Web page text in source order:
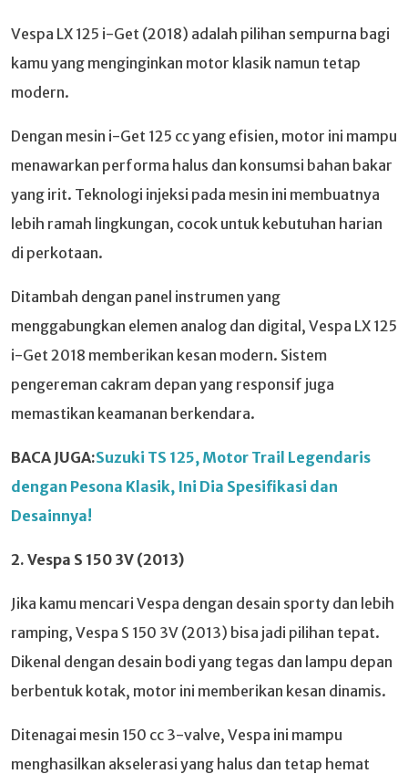
Vespa LX 125 i-Get (2018) adalah pilihan sempurna bagi
kamu yang menginginkan motor klasik namun tetap
modern.
Dengan mesin i-Get 125 cc yang efisien, motor ini mampu
menawarkan performa halus dan konsumsi bahan bakar
yang irit. Teknologi injeksi pada mesin ini membuatnya
lebih ramah lingkungan, cocok untuk kebutuhan harian
di perkotaan.
Ditambah dengan panel instrumen yang
menggabungkan elemen analog dan digital, Vespa LX 125
i-Get 2018 memberikan kesan modern. Sistem
pengereman cakram depan yang responsif juga
memastikan keamanan berkendara.
BACA JUGA:Suzuki TS 125, Motor Trail Legendaris
dengan Pesona Klasik, Ini Dia Spesifikasi dan
Desainnya!
2. Vespa S 150 3V (2013)
Jika kamu mencari Vespa dengan desain sporty dan lebih
ramping, Vespa S 150 3V (2013) bisa jadi pilihan tepat.
Dikenal dengan desain bodi yang tegas dan lampu depan
berbentuk kotak, motor ini memberikan kesan dinamis.
Ditenagai mesin 150 cc 3-valve, Vespa ini mampu
menghasilkan akselerasi yang halus dan tetap hemat